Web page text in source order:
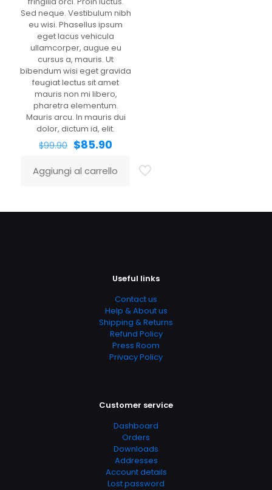
Sed neque. Vestibulum nibh
eu wisi. Phasellus ipsum
eget lacus vehicula
ullamcorper, augue eu
cursus a, mauris. Ut
bibendum wisi eget gravida
feugiat lectus sit amet
mauris non mi libero,
pharetra elementum.
Mauris arcu. In mauris dui
dolor, dictum id, elit.
$99.90 $85.90
Aggiungi al carrello
Useful links
Contact us
Help & About us
Shipping & Returns
Refund Policy
Press Room
Privacy Policy
Customer service
Dashboard
Orders
Downloads
Addresses
Account details
Lost password